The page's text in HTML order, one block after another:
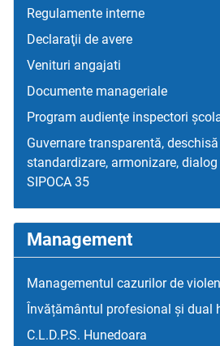
Regulamente interne
Declaraţii de avere
Venituri angajati
Documente manageriale
Program audienţe inspectori
Guvernare transparentă,
standardizare, armonizare,
SIPOCA 35
Management
Managementul cazurilor de
Învățământul profesional și dual
C.L.D.P.S. Hunedoara